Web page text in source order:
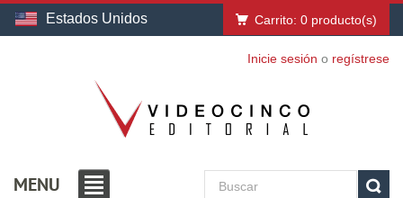
Estados Unidos Carrito: 0 producto(s)
Inicie sesión o regístrese
MENU